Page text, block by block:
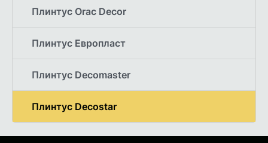
Плинтус Orac Decor
Плинтус Европласт
Плинтус Decomaster
Плинтус Decostar